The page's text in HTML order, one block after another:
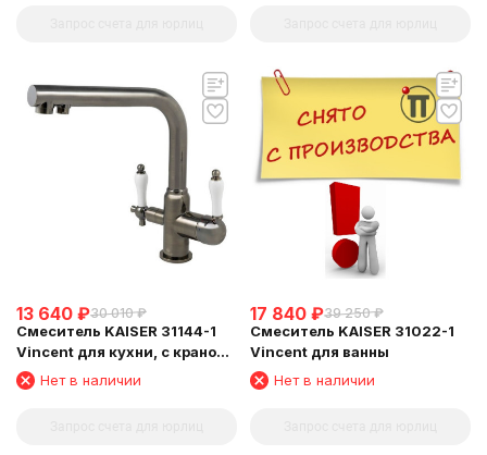
13 640 ₽30 010 ₽
Смеситель KAISER 31144-1
Vincent для кухни, с краном
для питьевой воды, бронза
состаренная
Нет в наличии
17 840 ₽39 250 ₽
Смеситель KAISER 31022-1
Vincent для ванны
Нет в наличии